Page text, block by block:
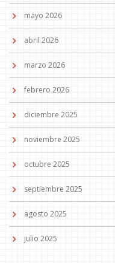
mayo 2026
abril 2026
marzo 2026
febrero 2026
diciembre 2025
noviembre 2025
octubre 2025
septiembre 2025
agosto 2025
julio 2025